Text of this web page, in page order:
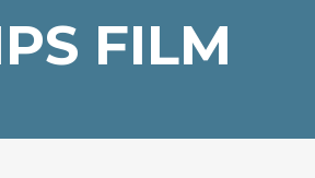
FILM